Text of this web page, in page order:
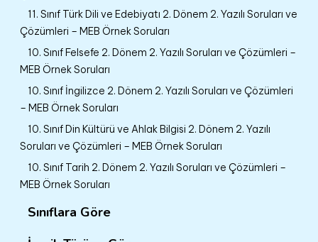
11. Sınıf Türk Dili ve Edebiyatı 2. Dönem 2. Yazılı Soruları ve
Çözümleri – MEB Örnek Soruları
10. Sınıf Felsefe 2. Dönem 2. Yazılı Soruları ve Çözümleri –
MEB Örnek Soruları
10. Sınıf İngilizce 2. Dönem 2. Yazılı Soruları ve Çözümleri
– MEB Örnek Soruları
10. Sınıf Din Kültürü ve Ahlak Bilgisi 2. Dönem 2. Yazılı
Soruları ve Çözümleri – MEB Örnek Soruları
10. Sınıf Tarih 2. Dönem 2. Yazılı Soruları ve Çözümleri –
MEB Örnek Soruları
Sınıflara Göre